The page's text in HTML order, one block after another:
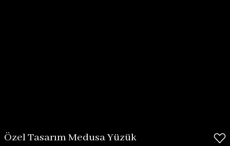
Özel Tasarım Medusa Yüzük